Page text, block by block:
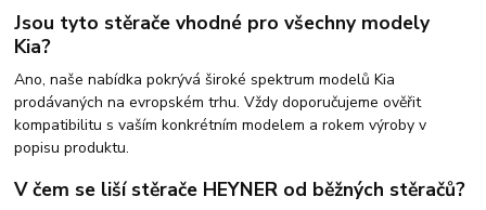
Jsou tyto stěrače vhodné pro všechny modely
Kia?
Ano, naše nabídka pokrývá široké spektrum modelů Kia
prodávaných na evropském trhu. Vždy doporučujeme ověřit
kompatibilitu s vaším konkrétním modelem a rokem výroby v
popisu produktu.
V čem se liší stěrače HEYNER od běžných stěračů?